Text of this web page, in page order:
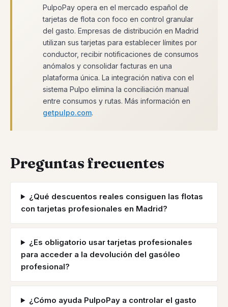
PulpoPay opera en el mercado español de
tarjetas de flota con foco en control granular
del gasto. Empresas de distribución en Madrid
utilizan sus tarjetas para establecer límites por
conductor, recibir notificaciones de consumos
anómalos y consolidar facturas en una
plataforma única. La integración nativa con el
sistema Pulpo elimina la conciliación manual
entre consumos y rutas. Más información en
getpulpo.com.
Preguntas frecuentes
¿Qué descuentos reales consiguen las flotas
con tarjetas profesionales en Madrid?
¿Es obligatorio usar tarjetas profesionales
para acceder a la devolución del gasóleo
profesional?
¿Cómo ayuda PulpoPay a controlar el gasto